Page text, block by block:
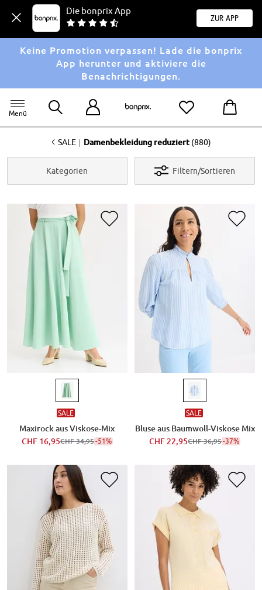
Die bonprix App
Zur App
Keine Promotion verpassen! Lade die bonprix
App herunter und aktiviere die
Benachrichtigungen.
Menü
<SALE | Damenbekleidung reduziert (880)
Kategorien Filtern/Sortieren
SALE
Maxirock aus Viskose-Mix
CHF 16,95CHF 34,95-51%
SALE
Bluse aus Baumwoll-Viskose Mix
CHF 22,95CHF 36,95-37%